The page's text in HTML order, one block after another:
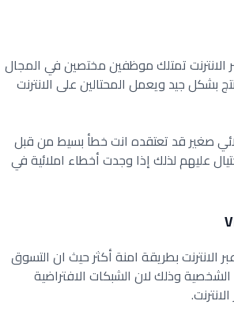
تمتلك موظفين مختصين في المجال
جيد ويعمل المحتالين على الانترنت
صغير قد تعتقده انت خطأ بسيط من قبل
عليهم لذلك إذا وجدت أخطاء املائية في
الانترنت بطريقة امنة أكثر حيث ان التسوق
وذلك لان الشبكات الافتراضية